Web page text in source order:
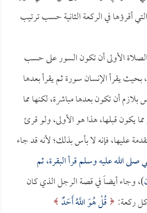
أقرؤها في الركعة الثانية حسب ترتيب
الأولى أن تكون السور على حسب
يقرأ الإنسان سورة ثم يقرأ بعدها
أن تكون بعدها مباشرة، لكنها مما
يكون قبلها، هذا هو الأولى، ولو قرئ
عليها، فإنه لا بأس بذلك؛ لأنه قد جاء
صلى الله عليه وسلم قرأ البقرة، ثم
)، وجاء أيضاً في قصة الرجل الذي كان
ركعة:
قُلْ هُوَ اللَّهُ أَحَدٌ